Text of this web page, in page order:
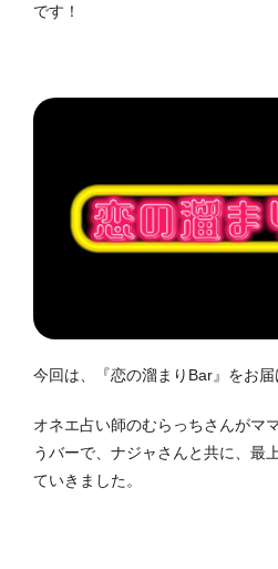
です！
今回は、『恋の溜まりBar』をお届
オネエ占い師のむらっちさんがマ
うバーで、ナジャさんと共に、最
ていきました。